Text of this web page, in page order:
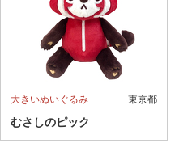
大きいぬいぐるみ 東京都
むさしのピック